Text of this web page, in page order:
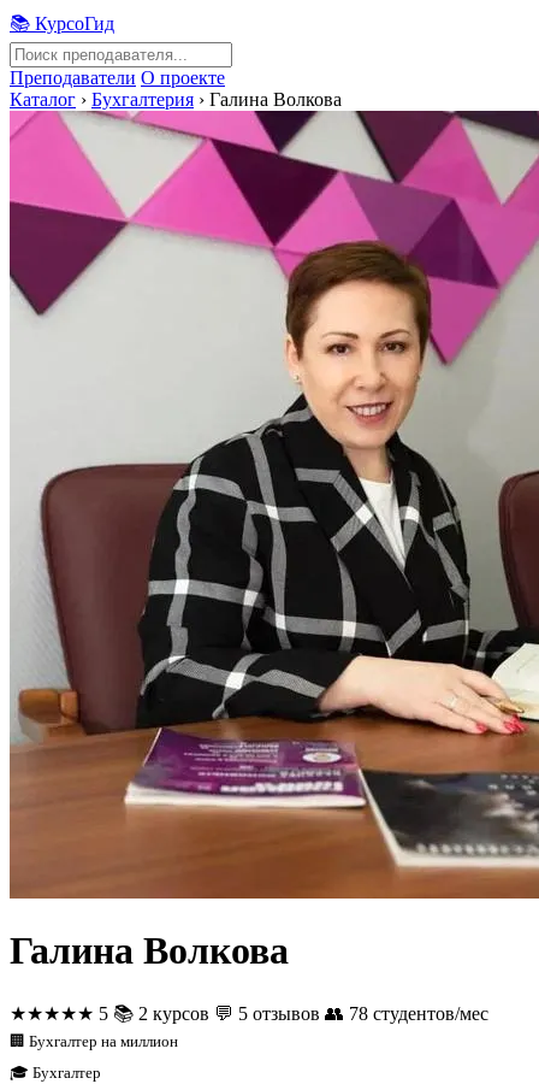
📚 КурсоГид
Преподаватели О проекте
Каталог › Бухгалтерия › Галина Волкова
Галина Волкова
★★★★★ 5 📚 2 курсов 💬 5 отзывов 👥 78 студентов/мес
🏢 Бухгалтер на миллион
🎓 Бухгалтер